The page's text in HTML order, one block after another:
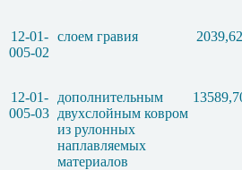
12-01-
005-02
слоем гравия 2039,62
12-01-
005-03
дополнительным
двухслойным ковром
из рулонных
наплавляемых
материалов